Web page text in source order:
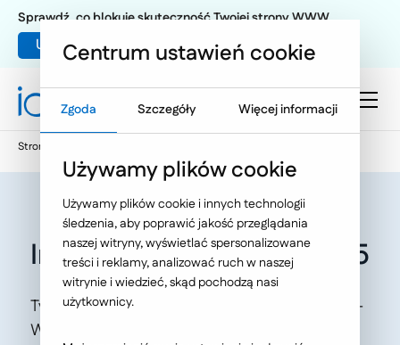
Umów warsztat UX
Sprawdź, co blokuje skuteczność Twojej strony WWW
Strona główna
Impreza integracyjna 2015
Tym razem odwiedziliśmy szczególne miejsce -
Winnicę Maria Anna.
Centrum ustawień cookie
Zgoda Szczegóły Więcej informacji
Używamy plików cookie
Używamy plików cookie i innych technologii
śledzenia, aby poprawić jakość przeglądania
naszej witryny, wyświetlać spersonalizowane
treści i reklamy, analizować ruch w naszej
witrynie i wiedzieć, skąd pochodzą nasi
użytkownicy.